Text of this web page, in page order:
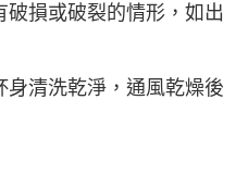
損或破裂的情形，如出
清洗乾淨，通風乾燥後